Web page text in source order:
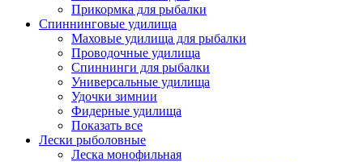
Прикормка для рыбалки
Спиннинговые удилища
Маховые удилища для рыбалки
Проводочные удилища
Спиннинги для рыбалки
Универсальные удилища
Удочки зимнии
Фидерные удилища
Показать все
Лески рыболовные
Леска монофильная